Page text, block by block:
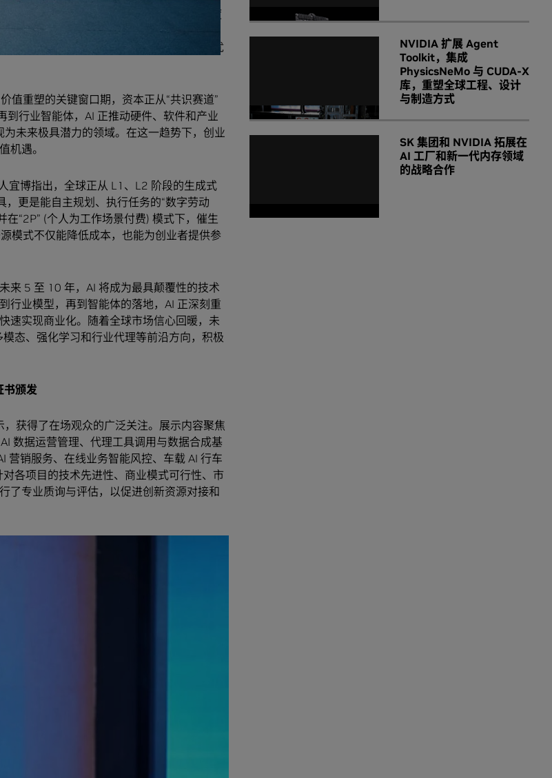
李淼鑫总结了他近期与 23 位创投领袖深度
体应用将在未来 6 至 12 个月释放巨大潜
AI 技术，在产业应用与创新落地中探索更优
值重塑的关键窗口期，资本正从“共识赛道”
到行业智能体，AI 正推动硬件、软件和产业
未来极具潜力的领域。在这一趋势下，创业
机遇。
宜博指出，全球正从 L1、L2 阶段的生成式
更是能自主规划、执行任务的“数字劳动
“2P” (个人为工作场景付费) 模式下，催生
模式不仅能降低成本，也能为创业者提供参
来 5 至 10 年，AI 将成为最具颠覆性的技术
行业模型，再到智能体的落地，AI 正深刻重
速实现商业化。随着全球市场信心回暖，未
态、强化学习和行业代理等前沿方向，积极
书颁发
获得了在场观众的广泛关注。展示内容聚焦
数据运营管理、代理工具调用与数据合成基
营销服务、在线业务智能风控、车载 AI 行车
各项目的技术先进性、商业模式可行性、市
了专业质询与评估，以促进创新资源对接和
NVIDIA 扩展 Agent
Toolkit，集成
PhysicsNeMo 与 CUDA-X
库，重塑全球工程、设计
与制造方式
SK 集团和 NVIDIA 拓展在
AI 工厂和新一代内存领域
的战略合作